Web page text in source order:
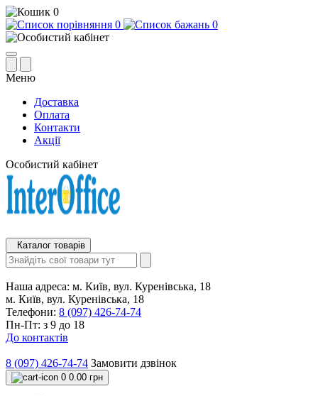
0
0
0
Меню
Доставка
Оплата
Контакти
Акції
Особистий кабінет
Каталог товарів
Наша адреса: м. Київ, вул. Куренівська, 18
м. Київ, вул. Куренівська, 18
Телефони: 8 (097) 426-74-74
Пн-Пт: з 9 до 18
До контактів
8 (097) 426-74-74 Замовити дзвінок
0 0.00 грн